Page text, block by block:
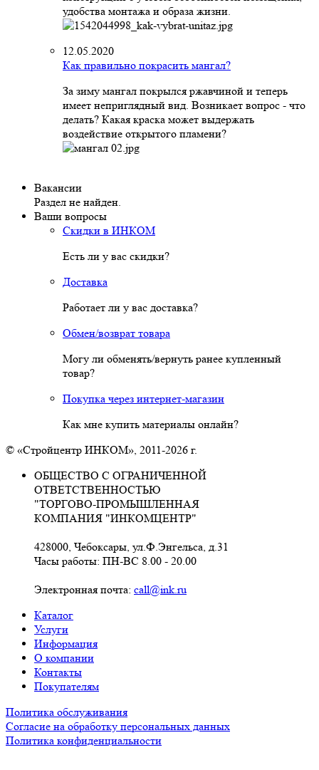
удобства монтажа и образа жизни.
12.05.2020
Как правильно покрасить мангал?
За зиму мангал покрылся ржавчиной и теперь
имеет неприглядный вид. Возникает вопрос - что
делать? Какая краска может выдержать
воздействие открытого пламени?
Вакансии
Раздел не найден.
Ваши вопросы
Скидки в ИНКОМ
Есть ли у вас скидки?
Доставка
Работает ли у вас доставка?
Обмен/возврат товара
Могу ли обменять/вернуть ранее купленный
товар?
Покупка через интернет-магазин
Как мне купить материалы онлайн?
© «Стройцентр ИНКОМ», 2011-2026 г.
ОБЩЕСТВО С ОГРАНИЧЕННОЙ
ОТВЕТСТВЕННОСТЬЮ
"ТОРГОВО-ПРОМЫШЛЕННАЯ
КОМПАНИЯ "ИНКОМЦЕНТР"
428000, Чебоксары, ул.Ф.Энгельса, д.31
Часы работы: ПН-ВС 8.00 - 20.00
Электронная почта: call@ink.ru
Каталог
Услуги
Информация
О компании
Контакты
Покупателям
Политика обслуживания
Согласие на обработку персональных данных
Политика конфиденциальности